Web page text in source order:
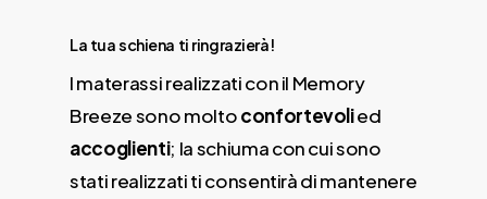
La tua schiena ti ringrazierà!
I materassi realizzati con il Memory
Breeze sono moltoconfortevolied
accoglienti; la schiuma con cui sono
stati realizzati ti consentirà di mantenere